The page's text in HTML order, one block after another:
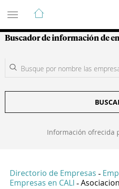
Guía de Empresas
Buscador de información de
Información ofrecida
Directorio de Empresas -
Empresas en CALI -